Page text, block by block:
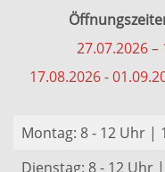
27.07.2026
17.08.2026 -
Montag: 8 - 12 Uhr |
Dienstag: 8 - 12 Uhr